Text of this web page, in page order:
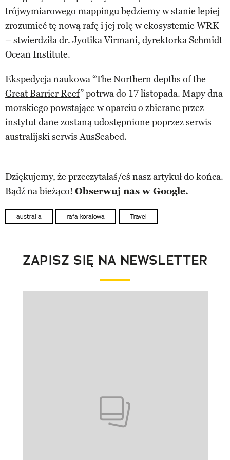
trójwymiarowego mappingu będziemy w stanie lepiej
zrozumieć tę nową rafę i jej rolę w ekosystemie WRK
– stwierdziła dr. Jyotika Virmani, dyrektorka Schmidt
Ocean Institute.
Ekspedycja naukowa “The Northern depths of the
Great Barrier Reef” potrwa do 17 listopada. Mapy dna
morskiego powstające w oparciu o zbierane przez
instytut dane zostaną udostępnione poprzez serwis
australijski serwis AusSeabed.
Dziękujemy, że przeczytałaś/eś nasz artykuł do końca.
Bądź na bieżąco! Obserwuj nas w Google.
australia rafa koralowa Travel
ZAPISZ SIĘ NA NEWSLETTER